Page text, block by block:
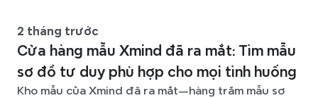
2 tháng trước
Cửa hàng mẫu Xmind đã ra mắt: Tìm mẫu
sơ đồ tư duy phù hợp cho mọi tình huống
Kho mẫu của Xmind đã ra mắt—hàng trăm mẫu sơ